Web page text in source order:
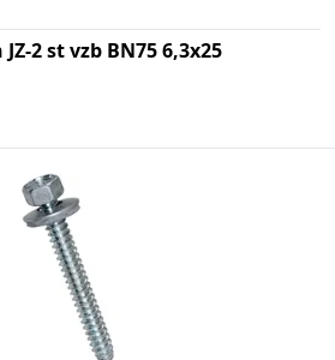
2 st vzb BN75 6,3x25